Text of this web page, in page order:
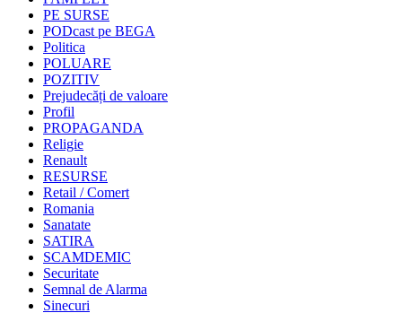
PE SURSE
PODcast pe BEGA
Politica
POLUARE
POZITIV
Prejudecăți de valoare
Profil
PROPAGANDA
Religie
Renault
RESURSE
Retail / Comert
Romania
Sanatate
SATIRA
SCAMDEMIC
Securitate
Semnal de Alarma
Sinecuri